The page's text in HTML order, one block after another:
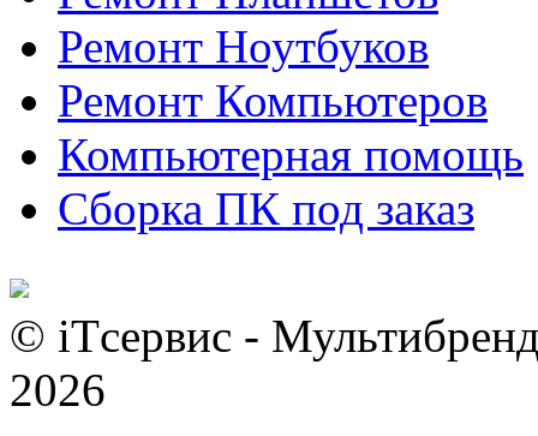
Ремонт Ноутбуков
Ремонт Компьютеров
Компьютерная помощь
Сборка ПК под заказ
© iTсервис -
2026